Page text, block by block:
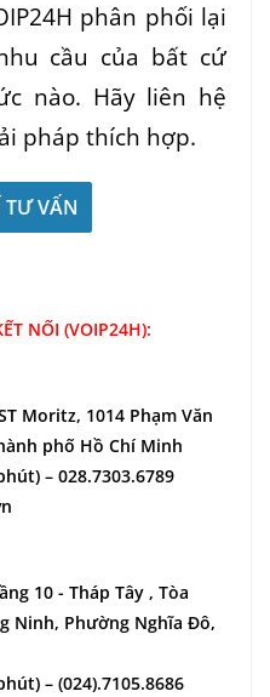
phân phối lại
cầu của bất cứ
nào. Hãy liên hệ
pháp thích hợp.
VẤN
NỐI (VOIP24H):
Moritz, 1014 Phạm Văn
phố Hồ Chí Minh
– 028.7303.6789
10 - Tháp Tây , Tòa
Ninh, Phường Nghĩa Đô,
– (024).7105.8686